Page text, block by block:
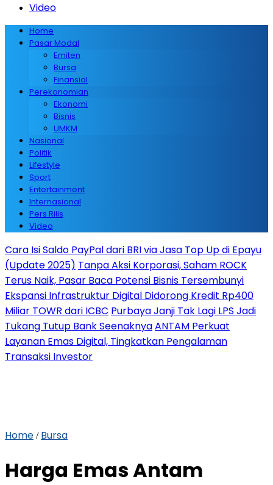
Video
Home
Pasar Modal
Emiten
Bursa
Finansial
Perekonomian
Ekonomi
Bisnis
UMKM
Nasional
Politik
Lifestyle
Sport
Entertainment
Internasional
Pers Rilis
Video
Cara Isi Saldo PayPal dari BRI via Jasa Top Up di Epayu
(Update 2025) Tanpa Aksi Korporasi, Saham ROCK
Terus Naik, Pasar Baca Potensi Bisnis Tersembunyi
Ekspansi Infrastruktur Digital Didorong Kredit Rp400
Miliar TOWR dari ICBC Purbaya Janji Tak Lagi LPS Jadi
Tukang Tutup Bank SeenaknyaANTAM Perkuat
Layanan Emas Digital, Tingkatkan Pengalaman
Transaksi Investor
Home / Bursa
Harga Emas Antam